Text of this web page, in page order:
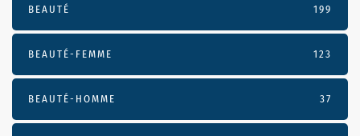
BEAUTÉ 199
BEAUTÉ-FEMME 123
BEAUTÉ-HOMME 37